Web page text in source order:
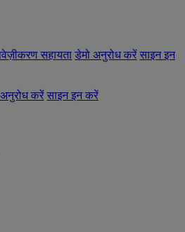
सहायता डेमो अनुरोध करें साइन इन
करें साइन इन करें